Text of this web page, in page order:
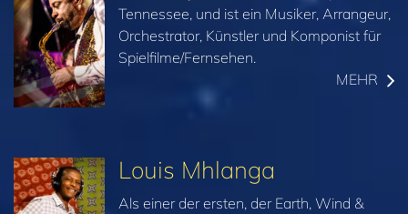
Tennessee, und ist ein Musiker, Arrangeur,
Orchestrator, Künstler und Komponist für
Spielfilme/Fernsehen.
MEHR
Louis Mhlanga
Als einer der ersten, der Earth, Wind &